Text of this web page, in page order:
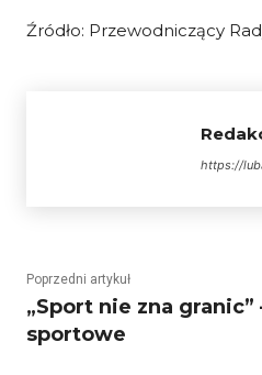
Źródło: Przewodniczący
https://
Poprzedni artykuł
„Sport nie zna granic”
sportowe